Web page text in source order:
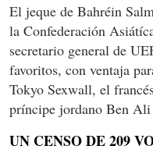
El jeque de Bahréin
la Confederación
secretario general de
favoritos, con ventaja
Tokyo Sexwall, el
príncipe jordano Ben Ali
UN CENSO DE 209